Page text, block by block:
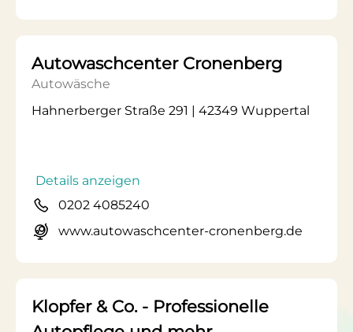
Autowaschcenter Cronenberg
Autowäsche
Hahnerberger Straße 291 | 42349 Wuppertal
Details anzeigen
0202 4085240
www.autowaschcenter-cronenberg.de
Klopfer & Co. - Professionelle